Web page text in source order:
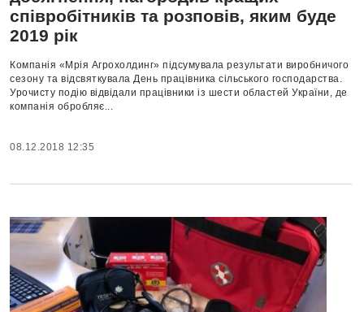
співробітників та розповів, яким буде
2019 рік
Компанія «Мрія Агрохолдинг» підсумувала результати виробничого
сезону та відсвяткувала День працівника сільського господарства.
Урочисту подію відвідали працівники із шести областей України, де
компанія обробляє...
08.12.2018 12:35